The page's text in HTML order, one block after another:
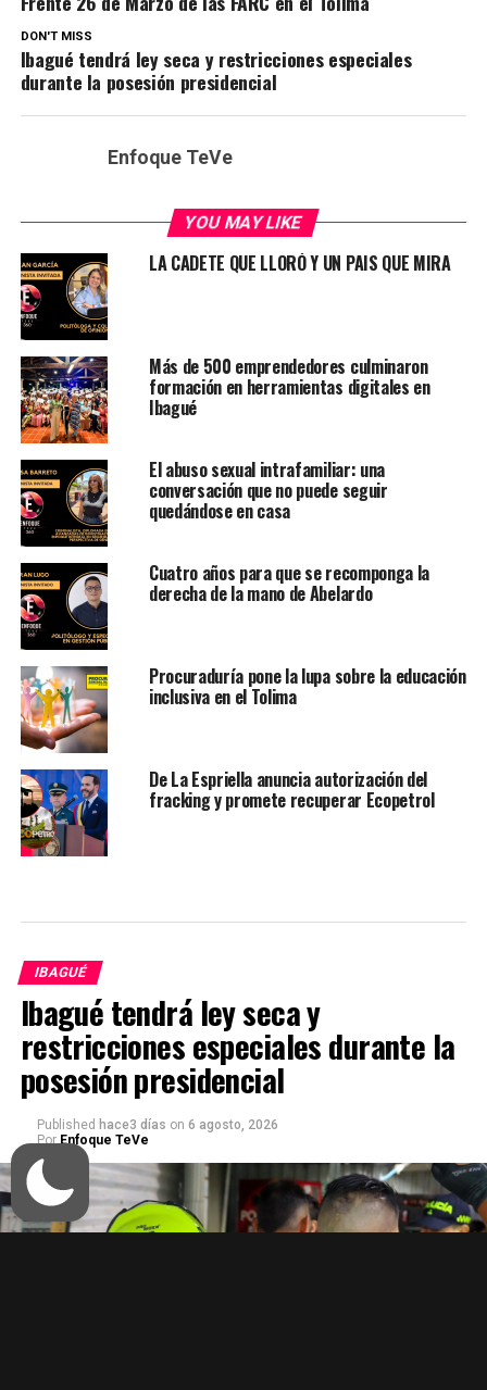
DON'T MISS
Ibagué tendrá ley seca y restricciones especiales
durante la posesión presidencial
Enfoque TeVe
YOU MAY LIKE
LA CADETE QUE LLORÓ Y UN PAIS QUE MIRA
Más de 500 emprendedores culminaron
formación en herramientas digitales en
Ibagué
El abuso sexual intrafamiliar: una
conversación que no puede seguir
quedándose en casa
Cuatro años para que se recomponga la
derecha de la mano de Abelardo
Procuraduría pone la lupa sobre la educación
inclusiva en el Tolima
De La Espriella anuncia autorización del
fracking y promete recuperar Ecopetrol
IBAGUÉ
Ibagué tendrá ley seca y
restricciones especiales durante la
posesión presidencial
Published hace3 días on 6 agosto, 2026
Por Enfoque TeVe